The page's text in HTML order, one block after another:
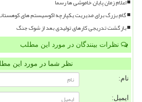
گام بزرگ برای مدیریت یکپارچه اکوسیستم های
بازگشت تدریجی کارهای تولیدی بعد از شوک جنگ
نظرات بینندگان در مورد این مطلب
نظر شما در مورد این
نام:
ایمیل: